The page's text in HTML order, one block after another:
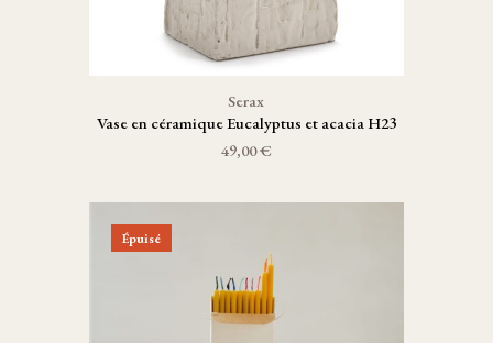
Serax
Vase en céramique Eucalyptus et acacia H23
49,00 €
Épuisé